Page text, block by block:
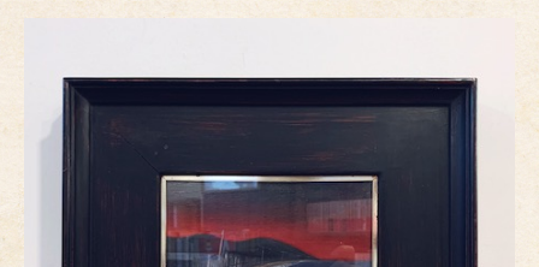
e
o
k
er
g
er
e